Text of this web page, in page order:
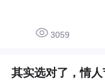
紧密联接，不断提
重召开，这是华为历
3059
其实选对了，情人